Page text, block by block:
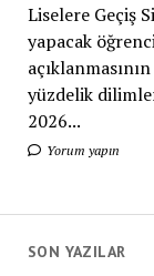
Liselere Geçiş
yapacak
yüzdelik
2026...
Yorum yapın
SON YAZILAR